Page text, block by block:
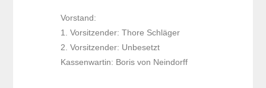
Vorstand:
1. Vorsitzender: Thore Schläger
2. Vorsitzender: Unbesetzt
Kassenwartin: Boris von Neindorff